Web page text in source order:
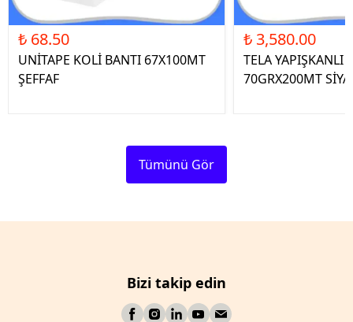
₺ 68.50
UNİTAPE KOLİ BANTI 67X100MT
ŞEFFAF
₺ 3,580.00
TELA YAPIŞKANLI
70GRX200MT
Tümünü Gör
Bizi takip edin